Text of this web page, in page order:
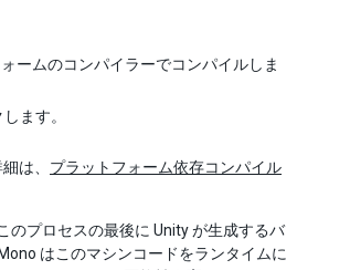
ームのコンパイラーでコンパイルしま
ます。
は、 プラットフォーム依存コンパイル
のプロセスの最後に Unity が生成するバ
はこのマシンコードをランタイムに